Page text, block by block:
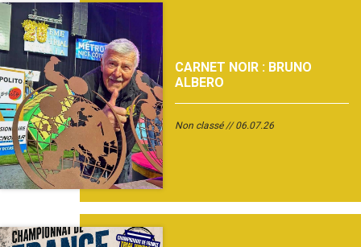
CARNET NOIR : BRUNO
ALBERO
Non classé 06.07.26